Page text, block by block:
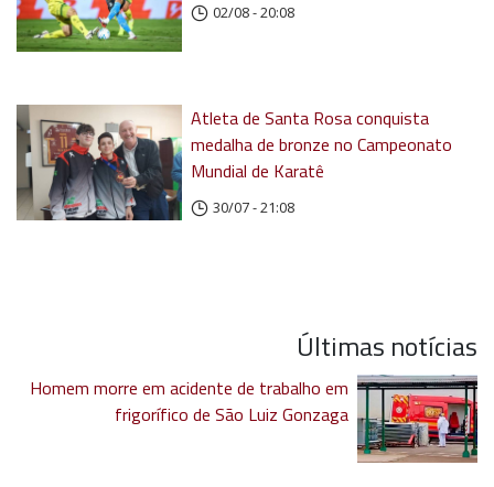
02/08 - 20:08
Atleta de Santa Rosa conquista
medalha de bronze no Campeonato
Mundial de Karatê
30/07 - 21:08
Últimas notícias
Homem morre em acidente de trabalho em
frigorífico de São Luiz Gonzaga